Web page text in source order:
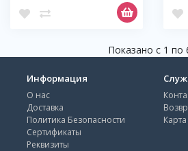
Показано с 1 по
Информация
О нас
Доставка
Политика Безопасности
Сертификаты
Реквизиты